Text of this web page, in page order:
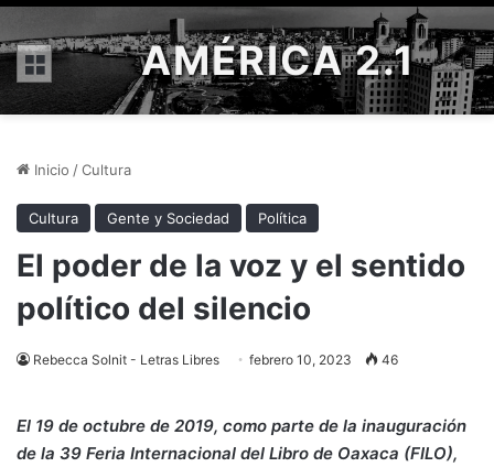
Menú AMÉRICA 2.1
Inicio /Cultura
Cultura Gente y Sociedad Política
El poder de la voz y el sentido
político del silencio
Rebecca Solnit - Letras Libres febrero 10, 2023 46
El 19 de octubre de 2019, como parte de la inauguración
de la 39 Feria Internacional del Libro de Oaxaca (FILO),